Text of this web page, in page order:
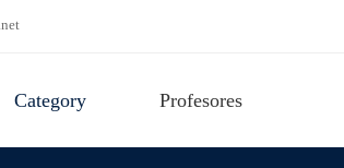
Category Profesores